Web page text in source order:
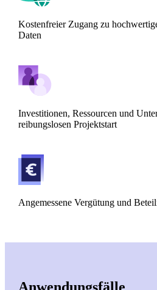
Kostenfreier Zugang zu
Daten
Investitionen, Ressourcen und
reibungslosen Projektstart
Angemessene Vergütung und
Anwendungsfälle